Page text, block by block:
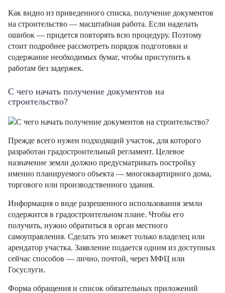
Как видно из приведенного списка, получение документов
на строительство — масштабная работа. Если наделать
ошибок — придется повторять всю процедуру. Поэтому
стоит подробнее рассмотреть порядок подготовки и
содержание необходимых бумаг, чтобы приступить к
работам без задержек.
С чего начать получение документов на
строительство?
Прежде всего нужен подходящий участок, для которого
разработан градостроительный регламент. Целевое
назначение земли должно предусматривать постройку
именно планируемого объекта — многоквартирного дома,
торгового или производственного здания.
Информация о виде разрешенного использования земли
содержится в градостроительном плане. Чтобы его
получить, нужно обратиться в орган местного
самоуправления. Сделать это может только владелец или
арендатор участка. Заявление подается одним из доступных
сейчас способов — лично, почтой, через МФЦ или
Госуслуги.
Форма обращения и список обязательных приложений